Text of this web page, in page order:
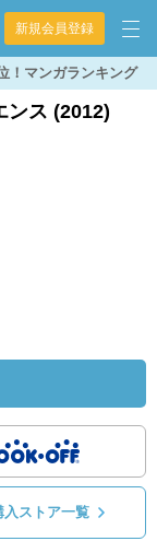
新規会員登録
！マンガランキング
ンス (2012)
入ストア一覧